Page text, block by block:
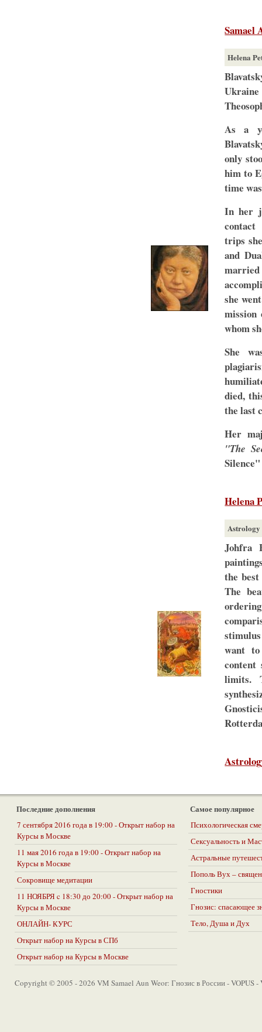
Samael
Helena
As a
only
him to
time
In her
trips
and
she
mission
whom
She
died,
the last
Her
"The
Silence"
Helena
Astrology
Johfra
the
The
want to
content
limits.
Последние дополнения
7 сентября 2016 года в 19:00 - Открыт набор на
Курсы в Москве
11 мая 2016 года в 19:00 - Открыт набор на
Курсы в Москве
Сокровище медитации
11 НОЯБРЯ c 18:30 до 20:00 - Открыт набор на
Курсы в Москве
ОНЛАЙН- КУРС
Открыт набор на Курсы в СПб
Открыт набор на Курсы в Москве
Самое популярное
Психологическая
Сексуальность и
Астральные
Пополь Вух –
Гностики
Гнозис: спасающее
Тело, Душа и Дух
Copyright © 2005 - 2026 VM Samael Aun Weor: Гнозис в России - VOPUS -